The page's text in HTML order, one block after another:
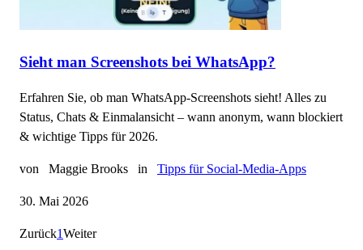
Sieht man Screenshots bei WhatsApp?
Erfahren Sie, ob man WhatsApp-Screenshots sieht! Alles zu
Status, Chats & Einmalansicht – wann anonym, wann blockiert
& wichtige Tipps für 2026.
von Maggie Brooks in Tipps für Social-Media-Apps
30. Mai 2026
Zurück1Weiter